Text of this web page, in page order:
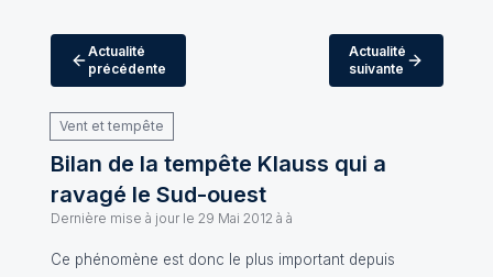
Actualité
précédente
Actualité
suivante
Vent et tempête
Bilan de la tempête Klauss qui a
ravagé le Sud-ouest
Dernière mise à jour le 29 Mai 2012 à à
Ce phénomène est donc le plus important depuis